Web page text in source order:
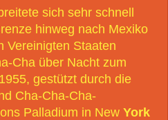
sich sehr schnell
hinweg nach Mexiko
Vereinigten Staaten
Cha über Nacht zum
gestützt durch die
Cha-Cha-Cha-
Palladium in New York